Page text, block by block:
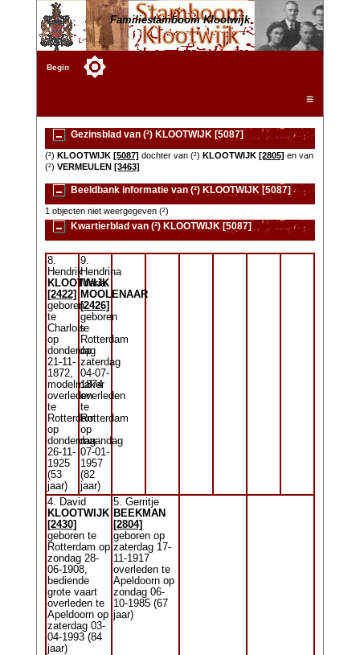
Familiestamboom Klootwijk
Begin
☰
Gezinsblad van (²) KLOOTWIJK [5087]
(²) KLOOTWIJK [5087] dochter van (²) KLOOTWIJK [2805] en van
(²) VERMEULEN [3463]
Beeldbank informatie van (²) KLOOTWIJK [5087]
1 objecten niet weergegeven (²)
Kwartierblad van (²) KLOOTWIJK [5087]
8.
Hendrik
KLOOTWIJK
[2422]
geboren
te
Charlois
op
donderdag
21-11-
1872,
modelmaker
overleden
te
Rotterdam
op
donderdag
26-11-
1925
(53
jaar)
9.
Hendrina
Maria
MOOLENAAR
[2426]
geboren
te
Rotterdam
op
zaterdag
04-07-
1874
overleden
te
Rotterdam
op
maandag
07-01-
1957
(82
jaar)
4. David
KLOOTWIJK
[2430]
geboren te
Rotterdam op
zondag 28-
06-1908,
bediende
grote vaart
overleden te
Apeldoorn op
zaterdag 03-
04-1993 (84
jaar)
5. Gerritje
BEEKMAN
[2804]
geboren op
zaterdag 17-
11-1917
overleden te
Apeldoorn op
zondag 06-
10-1985 (67
jaar)